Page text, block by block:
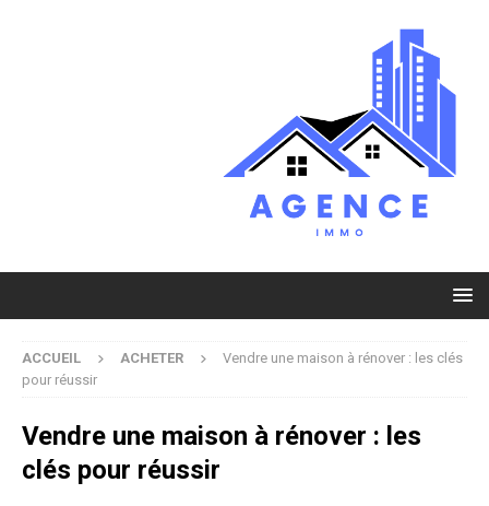
ACCUEIL ACHETER
Vendre une maison à rénover : les clés
pour réussir
Vendre une maison à rénover : les
clés pour réussir